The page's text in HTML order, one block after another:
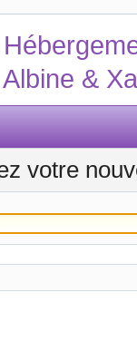
Albine &
votre